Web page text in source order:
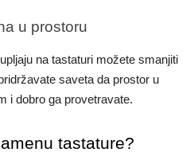
u prostoru
na tastaturi možete smanjiti
saveta da prostor u
i dobro ga provetravate.
tastature?